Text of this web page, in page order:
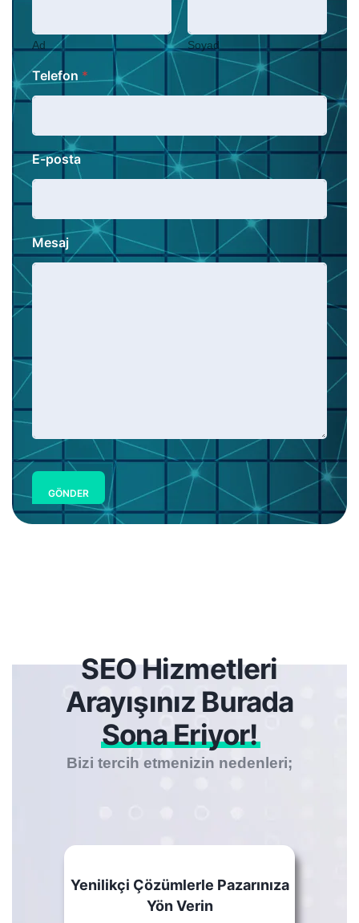
Ad Soyad
Telefon *
E-posta
Mesaj
GÖNDER
SEO Hizmetleri
Arayışınız Burada
Sona Eriyor!
Bizi tercih etmenizin nedenleri;
Yenilikçi Çözümlerle Pazarınıza
Yön Verin